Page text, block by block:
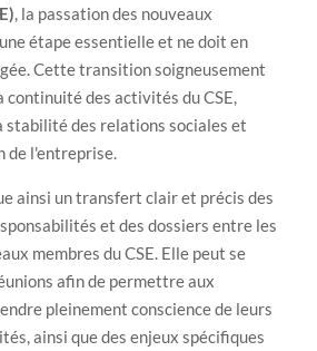
, la passation des nouveaux
étape essentielle et ne doit en
Cette transition soigneusement
continuité des activités du CSE,
stabilité des relations sociales et
de l'entreprise.
ainsi un transfert clair et précis des
et des dossiers entre les
membres du CSE. Elle peut se
afin de permettre aux
pleinement conscience de leurs
ainsi que des enjeux spécifiques